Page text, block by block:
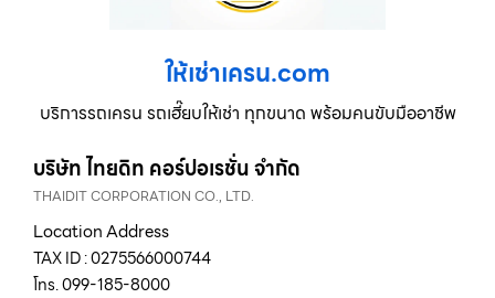
ให้เช่าเครน.com
บริการรถเครน รถเฮี๊ยบให้เช่า ทุกขนาด พร้อมคนขับมืออาชีพ
บริษัท ไทยดิท คอร์ปอเรชั่น จำกัด
THAIDIT CORPORATION CO., LTD.
Location Address
TAX ID : 0275566000744
โทร. 099-185-8000